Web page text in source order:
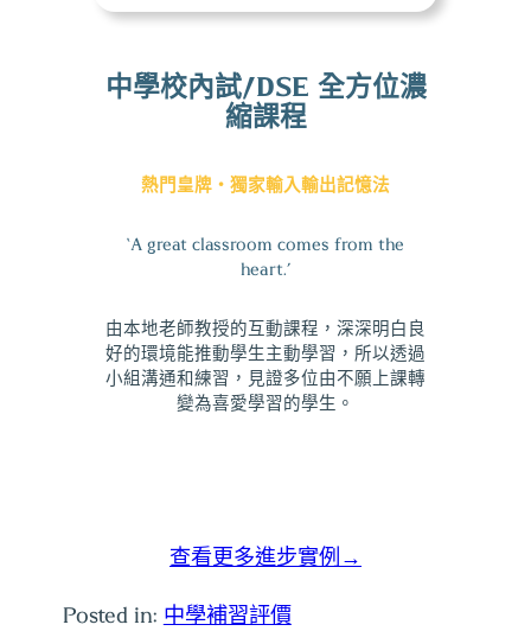
中學校內試/DSE 全方位濃
縮課程
熱門皇牌・獨家輸入輸出記憶法
‘A great classroom comes from the
heart.’
由本地老師教授的互動課程，深深明白良
好的環境能推動學生主動學習，所以透過
小組溝通和練習，見證多位由不願上課轉
變為喜愛學習的學生。
查看更多進步實例→
Posted in: 中學補習評價